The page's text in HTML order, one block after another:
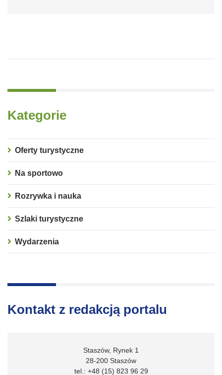
Kategorie
Oferty turystyczne
Na sportowo
Rozrywka i nauka
Szlaki turystyczne
Wydarzenia
Kontakt z redakcją portalu
Staszów, Rynek 1
28-200 Staszów
tel.: +48 (15) 823 96 29